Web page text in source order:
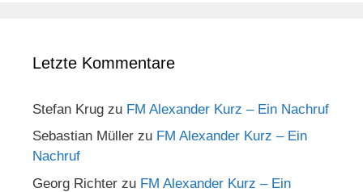
Letzte Kommentare
Stefan Krug zu FM Alexander Kurz – Ein Nachruf
Sebastian Müller zu FM Alexander Kurz – Ein
Nachruf
Georg Richter zu FM Alexander Kurz – Ein